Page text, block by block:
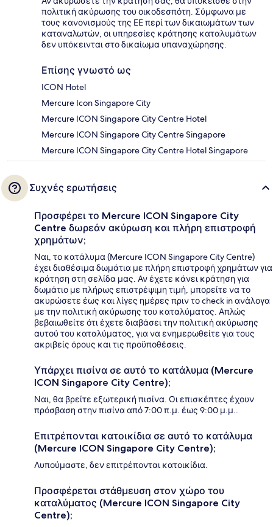
πολιτική ακύρωσης του οικοδεσπότη. Σύμφωνα με
τους κανονισμούς της ΕΕ περί των δικαιωμάτων των
καταναλωτών, οι υπηρεσίες κράτησης καταλυμάτων
δεν υπόκεινται στο δικαίωμα υπαναχώρησης.
Επίσης γνωστό ως
ICON Hotel
Mercure Icon Singapore City
Mercure ICON Singapore City Centre Hotel
Mercure ICON Singapore City Centre Singapore
Mercure ICON Singapore City Centre Hotel Singapore
Συχνές ερωτήσεις
Προσφέρει το Mercure ICON Singapore City
Centre δωρεάν ακύρωση και πλήρη επιστροφή
χρημάτων;
Ναι, το κατάλυμα (Mercure ICON Singapore City Centre)
έχει διαθέσιμα δωμάτια με πλήρη επιστροφή χρημάτων για
κράτηση στη σελίδα μας. Αν έχετε κάνει κράτηση για
δωμάτιο με πλήρως επιστρέψιμη τιμή, μπορείτε να το
ακυρώσετε έως και λίγες ημέρες πριν το check in ανάλογα
με την πολιτική ακύρωσης του καταλύματος. Απλώς
βεβαιωθείτε ότι έχετε διαβάσει την πολιτική ακύρωσης
αυτού του καταλύματος, για να ενημερωθείτε για τους
ακριβείς όρους και τις προϋποθέσεις.
Υπάρχει πισίνα σε αυτό το κατάλυμα (Mercure
ICON Singapore City Centre);
Ναι, θα βρείτε εξωτερική πισίνα. Οι επισκέπτες έχουν
πρόσβαση στην πισίνα από 7:00 π.μ. έως 9:00 μ.μ..
Επιτρέπονται κατοικίδια σε αυτό το κατάλυμα
(Mercure ICON Singapore City Centre);
Λυπούμαστε, δεν επιτρέπονται κατοικίδια.
Προσφέρεται στάθμευση στον χώρο του
καταλύματος (Mercure ICON Singapore City
Centre);